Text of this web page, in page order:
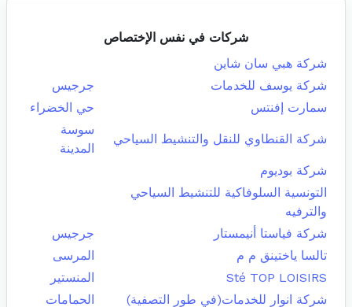
شركات في نفس الإختصاص
شركة هبي سان شاين
شركة يوسف للخدمات
جرجيس
سمارت إفنتس
حي الخضراء
شركة القنطاوي للنقل والتنشيط السياحي
سوسة
المدينة
شركة بوديوم
التونسية السلوفاكية للتنشيط السياحي
والترفيه
شركة فياستا أنيمستار
جرجيس
تالسا ياختينق م م
المرسى
Sté TOP LOISIRS
المنستير
شركة انوار للخدمات(في طور التصفية)
الحمامات